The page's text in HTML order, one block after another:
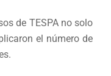
de TESPA no solo
el número de